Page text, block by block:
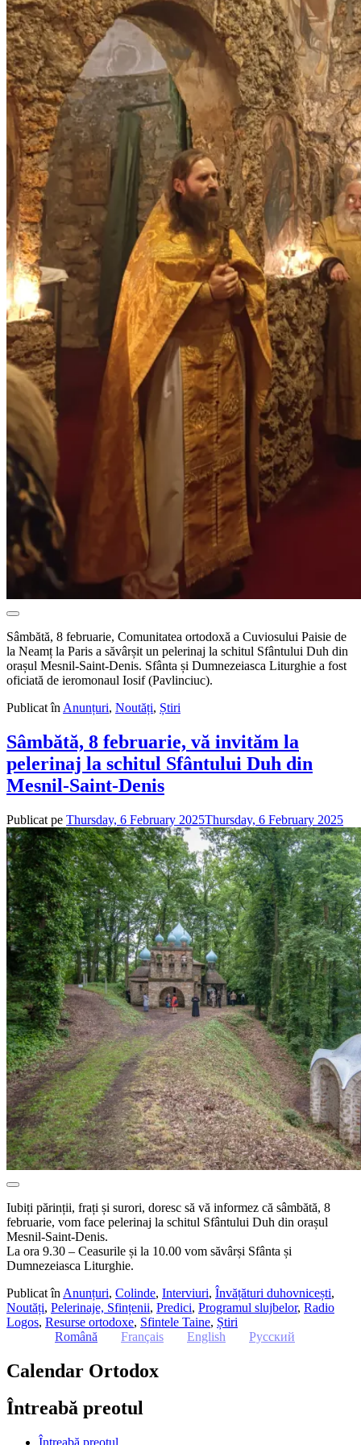
Sâmbătă, 8 februarie, Comunitatea ortodoxă a Cuviosului Paisie de
la Neamț la Paris a săvârșit un pelerinaj la schitul Sfântului Duh din
orașul Mesnil-Saint-Denis. Sfânta și Dumnezeiasca Liturghie a fost
oficiată de ieromonaul Iosif (Pavlinciuc).
Publicat în Anunțuri, Noutăți, Știri
Sâmbătă, 8 februarie, vă invităm la
pelerinaj la schitul Sfântului Duh din
Mesnil-Saint-Denis
Publicat pe Thursday, 6 February 2025Thursday, 6 February 2025
Iubiți părinții, frați și surori, doresc să vă informez că sâmbătă, 8
februarie, vom face pelerinaj la schitul Sfântului Duh din orașul
Mesnil-Saint-Denis.
La ora 9.30 – Ceasurile și la 10.00 vom săvârși Sfânta și
Dumnezeiasca Liturghie.
Publicat în Anunțuri, Colinde, Interviuri, Învățături duhovnicești,
Noutăți, Pelerinaje, Sfințenii, Predici, Programul slujbelor, Radio
Logos, Resurse ortodoxe, Sfintele Taine, Știri
Română
Français English Русский
Calendar Ortodox
Întreabă preotul